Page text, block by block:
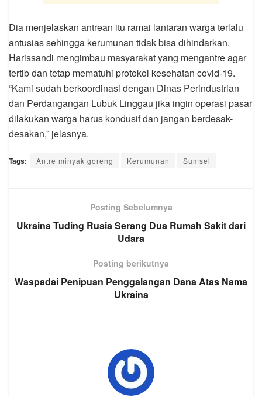
Dia menjelaskan antrean itu ramai lantaran warga terlalu
antusias sehingga kerumunan tidak bisa dihindarkan.
Harissandi mengimbau masyarakat yang mengantre agar
tertib dan tetap mematuhi protokol kesehatan covid-19.
“Kami sudah berkoordinasi dengan Dinas Perindustrian
dan Perdangangan Lubuk Linggau jika ingin operasi pasar
dilakukan warga harus kondusif dan jangan berdesak-
desakan,” jelasnya.
Tags: Antre minyak goreng Kerumunan Sumsel
Posting Sebelumnya
Ukraina Tuding Rusia Serang Dua Rumah Sakit dari
Udara
Posting berikutnya
Waspadai Penipuan Penggalangan Dana Atas Nama
Ukraina